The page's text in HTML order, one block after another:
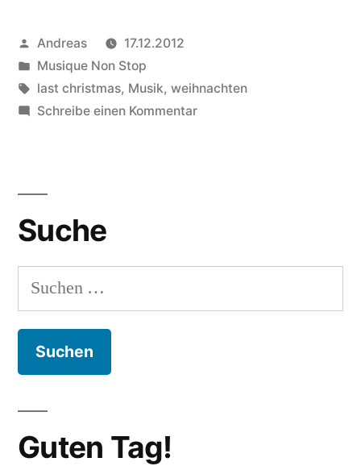
Veröffentlicht
von
Andreas
17.12.2012
Veröffentlicht
in
Musique Non Stop
Schlagwörter:
last christmas, Musik, weihnachten
Schreibe einen Kommentarzu
Suche
Suchen
nach:
Guten Tag!